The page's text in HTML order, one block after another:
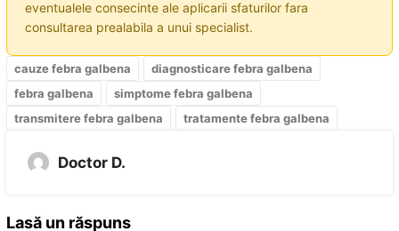
eventualele consecinte ale aplicarii sfaturilor fara
consultarea prealabila a unui specialist.
cauze febra galbena
diagnosticare febra galbena
febra galbena
simptome febra galbena
transmitere febra galbena
tratamente febra galbena
Doctor D.
Lasă un răspuns